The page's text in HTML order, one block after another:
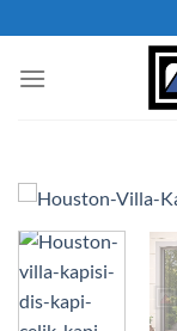
atla